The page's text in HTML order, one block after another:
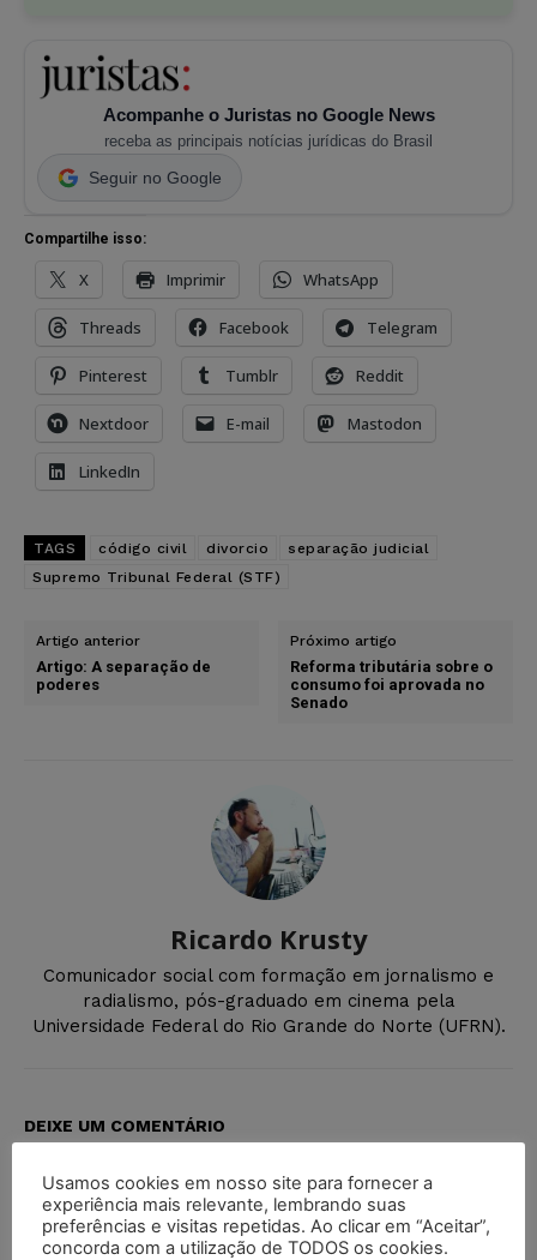
Acompanhe o Juristas no Google News
receba as principais notícias jurídicas do Brasil
Seguir no Google
Compartilhe isso:
X Imprimir WhatsApp
Threads Facebook Telegram
Pinterest Tumblr Reddit
Nextdoor E-mail Mastodon
LinkedIn
TAGS código civil divorcio
separação judicial
Supremo Tribunal Federal (STF)
Artigo anterior
Artigo: A separação de
poderes
Próximo artigo
Reforma tributária sobre o
consumo foi aprovada no
Senado
Ricardo Krusty
Comunicador social com formação em jornalismo e
radialismo, pós-graduado em cinema pela
Universidade Federal do Rio Grande do Norte (UFRN).
DEIXE UM COMENTÁRIO
Default Comments (0) Facebook Comments Disqus Comments
Usamos cookies em nosso site para fornecer a
experiência mais relevante, lembrando suas
preferências e visitas repetidas. Ao clicar em “Aceitar”,
concorda com a utilização de TODOS os cookies.